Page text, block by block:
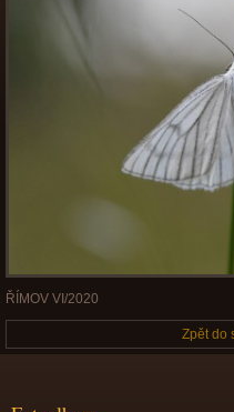
ŘÍMOV VI/2020
Zpět do